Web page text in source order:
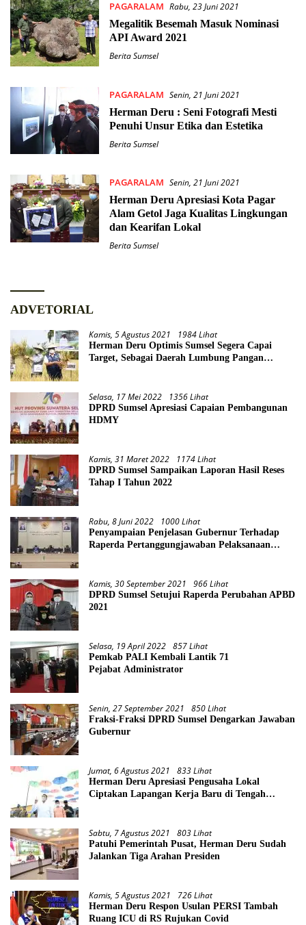
PAGARALAM Rabu, 23 Juni 2021
Megalitik Besemah Masuk Nominasi
API Award 2021
Berita Sumsel
PAGARALAM Senin, 21 Juni 2021
Herman Deru : Seni Fotografi Mesti
Penuhi Unsur Etika dan Estetika
Berita Sumsel
PAGARALAM Senin, 21 Juni 2021
Herman Deru Apresiasi Kota Pagar
Alam Getol Jaga Kualitas Lingkungan
dan Kearifan Lokal
Berita Sumsel
ADVETORIAL
Kamis, 5 Agustus 2021 1984 Lihat
Herman Deru Optimis Sumsel Segera Capai
Target, Sebagai Daerah Lumbung Pangan
Selasa, 17 Mei 2022 1356 Lihat
DPRD Sumsel Apresiasi Capaian Pembangunan
HDMY
Kamis, 31 Maret 2022 1174 Lihat
DPRD Sumsel Sampaikan Laporan Hasil Reses
Tahap I Tahun 2022
Rabu, 8 Juni 2022 1000 Lihat
Penyampaian Penjelasan Gubernur Terhadap
Raperda Pertanggungjawaban Pelaksanaan
Kamis, 30 September 2021 966 Lihat
DPRD Sumsel Setujui Raperda Perubahan APBD
2021
Selasa, 19 April 2022 857 Lihat
Pemkab PALI Kembali Lantik 71
Pejabat Administrator
Senin, 27 September 2021 850 Lihat
Fraksi-Fraksi DPRD Sumsel Dengarkan Jawaban
Gubernur
Jumat, 6 Agustus 2021 833 Lihat
Herman Deru Apresiasi Pengusaha Lokal
Ciptakan Lapangan Kerja Baru di Tengah
Sabtu, 7 Agustus 2021 803 Lihat
Patuhi Pemerintah Pusat, Herman Deru Sudah
Jalankan Tiga Arahan Presiden
Kamis, 5 Agustus 2021 726 Lihat
Herman Deru Respon Usulan PERSI Tambah
Ruang ICU di RS Rujukan Covid